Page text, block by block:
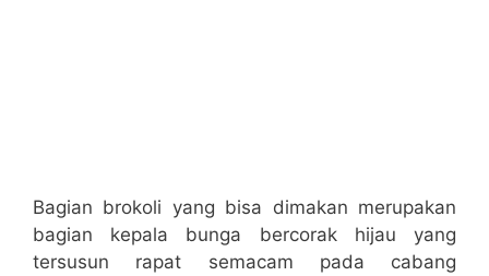
Bagian brokoli yang bisa dimakan merupakan
bagian kepala bunga bercorak hijau yang
tersusun rapat semacam pada cabang